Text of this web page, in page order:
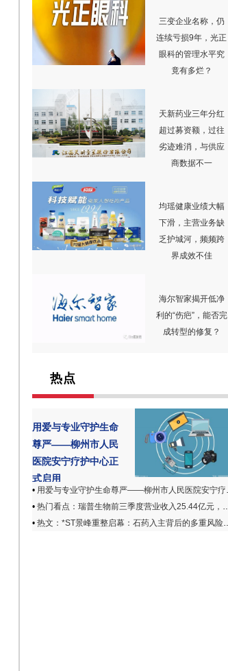
三变企业名称，仍
连续亏损9年，光正
眼科的管理水平究
竟有多烂？
天新药业三年分红
超过募资额，过往
劣迹难消，与供应
商数据不一
均瑶健康业绩大幅
下滑，主营业务缺
乏护城河，频频跨
界成效不佳
海尔智家揭开低净
利的“伤疤”，能否完
成转型的修复？
热点
用爱与专业守护生命
尊严——柳州市人民
医院安宁疗护中心正
式启用
• 用爱与专业守护生命尊严——柳州市人民医院安宁疗护中心正式启用
• 热门看点：瑞普生物前三季度营业收入25.44亿元，同比增长13.50%
• 热文：*ST景峰重整启幕：石药入主背后的多重风险与待解难题